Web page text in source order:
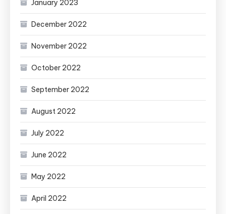
January 2023
December 2022
November 2022
October 2022
September 2022
August 2022
July 2022
June 2022
May 2022
April 2022